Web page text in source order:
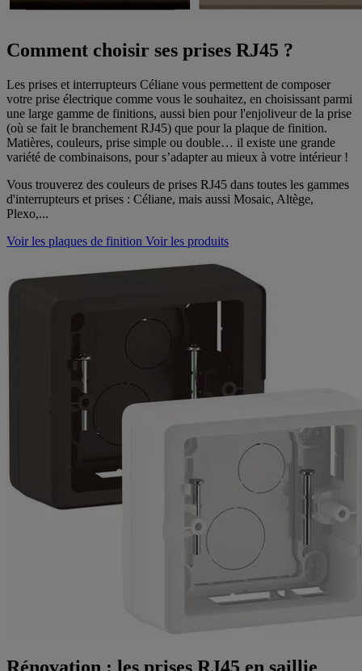
Comment choisir ses prises RJ45 ?
Les prises et interrupteurs Céliane vous permettent de composer
votre prise électrique comme vous le souhaitez, en choisissant parmi
une large gamme de finitions, aussi bien pour l'enjoliveur de la prise
(où se fait le branchement RJ45) que pour la plaque de finition.
Matières, couleurs, prise simple ou double… il existe une grande
variété de combinaisons, pour s’adapter au mieux à votre intérieur !
Vous trouverez des couleurs de prises RJ45 dans toutes les gammes
d'interrupteurs et prises : Céliane, mais aussi Mosaic, Altège,
Plexo,...
Voir les plaques de finition Voir les produits
Rénovation : les prises RJ45 en saillie